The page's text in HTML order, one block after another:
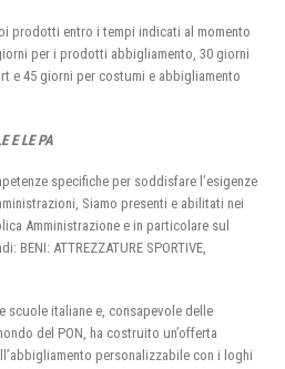
prodotti entro i tempi indicati al momento
per i prodotti abbigliamento, 30 giorni
e 45 giorni per costumi e abbigliamento
E LE PA
specifiche per soddisfare l’esigenze
Siamo presenti e abilitati nei
Amministrazione e in particolare sul
BENI: ATTREZZATURE SPORTIVE,
scuole italiane e, consapevole delle
del PON, ha costruito un’offerta
personalizzabile con i loghi